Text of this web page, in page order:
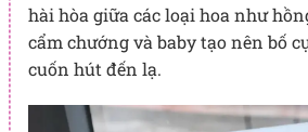
hài hòa giữa các loại hoa như
cẩm chướng và baby tạo nên bố
cuốn hút đến lạ.